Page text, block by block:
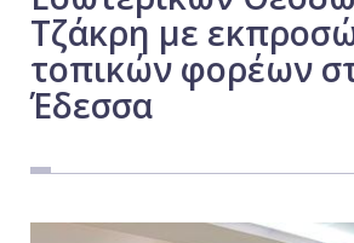
Τζάκρη με
τοπικών φορέων
Έδεσσα
Εργασία
Ελλάδα
Οικονομία